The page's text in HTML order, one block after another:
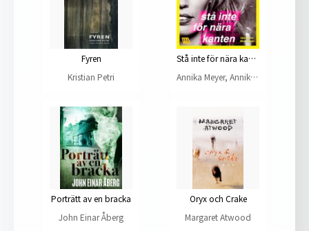
Fyren
Kristian Petri
Stå inte för nära kanten
Annika Meyer, Annika Mayer
Porträtt av en bracka
John Einar Åberg
Oryx och Crake
Margaret Atwood